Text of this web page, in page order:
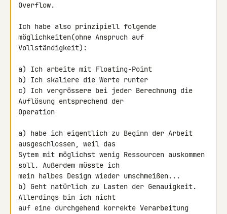
Overflow.
Ich habe also prinzipiell folgende
möglichkeiten(ohne Anspruch auf
Vollständigkeit):
a) Ich arbeite mit Floating-Point
b) Ich skaliere die Werte runter
c) Ich vergrössere bei jeder Berechnung die
Auflösung entsprechend der
Operation
a) habe ich eigentlich zu Beginn der Arbeit
ausgeschlossen, weil das
Sytem mit möglichst wenig Ressourcen auskommen
soll. Außerdem müsste ich
mein halbes Design wieder umschmeißen...
b) Geht natürlich zu Lasten der Genauigkeit.
Allerdings bin ich nicht
auf eine durchgehend korrekte Verarbeitung